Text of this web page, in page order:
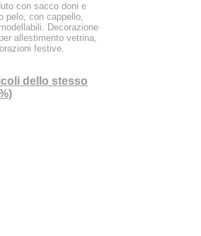
con sacco doni e
pelo, con cappello,
Decorazione
allestimento vetrina,
festive.
dello stesso